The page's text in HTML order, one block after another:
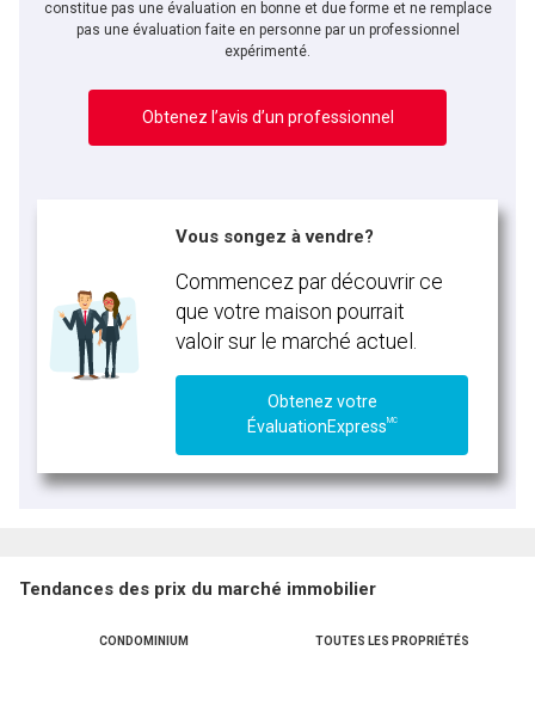
constitue pas une évaluation en bonne et due forme et ne remplace
pas une évaluation faite en personne par un professionnel
expérimenté.
Obtenez l’avis d’un professionnel
Vous songez à vendre?
Commencez par découvrir ce
que votre maison pourrait
valoir sur le marché actuel.
Obtenez votre
ÉvaluationExpressMC
Tendances des prix du marché immobilier
CONDOMINIUM TOUTES LES PROPRIÉTÉS